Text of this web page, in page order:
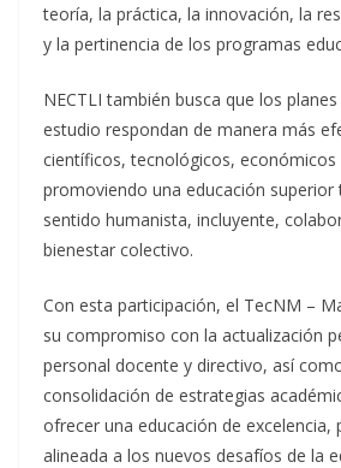
teoría, la práctica, la innovación, la
y la pertinencia de los programas
NECTLI también busca que los
estudio respondan de manera más
científicos, tecnológicos, económicos
promoviendo una educación superior
sentido humanista, incluyente,
bienestar colectivo.
Con esta participación, el TecNM –
su compromiso con la actualización
personal docente y directivo, así
consolidación de estrategias
ofrecer una educación de excelencia,
alineada a los nuevos desafíos de la